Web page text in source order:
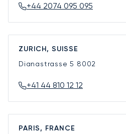
+44 2074 095 095
ZURICH, SUISSE
Dianastrasse 5 8002
+41 44 810 12 12
PARIS, FRANCE